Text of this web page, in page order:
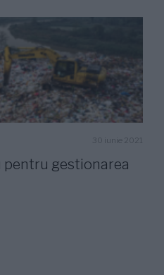
30 iunie 2021
gestionarea